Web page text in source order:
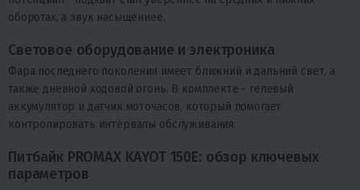
оборотах, а звук насыщеннее.
Световое оборудование и электроника
Фара последнего поколения имеет ближний и дальний свет, а
также дневной ходовой огонь. В комплекте - гелевый
аккумулятор и датчик моточасов, который помогает
контролировать интервалы обслуживания.
Питбайк PROMAX KAYOT 150E: обзор ключевых
параметров